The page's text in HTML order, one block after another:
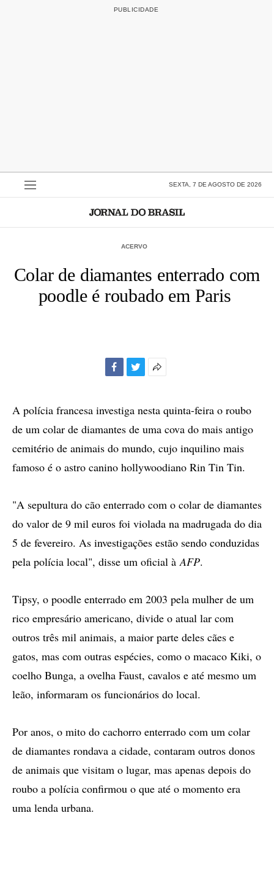
SEXTA, 7 DE AGOSTO DE 2026
ACERVO
Colar de diamantes enterrado com
poodle é roubado em Paris
compartilhamento
A polícia francesa investiga nesta quinta-feira o roubo
de um colar de diamantes de uma cova do mais antigo
cemitério de animais do mundo, cujo inquilino mais
famoso é o astro canino hollywoodiano Rin Tin Tin.
"A sepultura do cão enterrado com o colar de diamantes
do valor de 9 mil euros foi violada na madrugada do dia
5 de fevereiro. As investigações estão sendo conduzidas
pela polícia local", disse um oficial àAFP.
Tipsy, o poodle enterrado em 2003 pela mulher de um
rico empresário americano, divide o atual lar com
outros três mil animais, a maior parte deles cães e
gatos, mas com outras espécies, como o macaco Kiki, o
coelho Bunga, a ovelha Faust, cavalos e até mesmo um
leão, informaram os funcionários do local.
Por anos, o mito do cachorro enterrado com um colar
de diamantes rondava a cidade, contaram outros donos
de animais que visitam o lugar, mas apenas depois do
roubo a polícia confirmou o que até o momento era
uma lenda urbana.